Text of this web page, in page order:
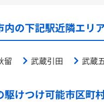
内の下記駅近隣エリ
留 武蔵引田 武蔵
駆けつけ可能市区町